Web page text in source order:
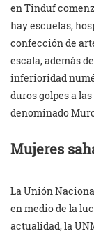
en Tinduf
hay escuelas,
confección de
escala, además
inferioridad
duros golpes a
denominado
Mujeres
La Unión
en medio de la
actualidad, la